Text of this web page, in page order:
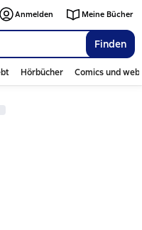
Finden
Anmelden Meine Bücher
Hörbücher Comics und